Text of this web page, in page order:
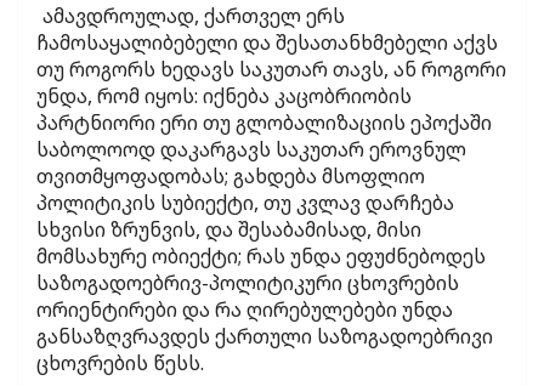
ამავდროულად, ქართველ ერს
ჩამოსაყალიბებელი და შესათანხმებელი აქვს
თუ როგორს ხედავს საკუთარ თავს, ან როგორი
უნდა, რომ იყოს: იქნება კაცობრიობის
პარტნიორი ერი თუ გლობალიზაციის ეპოქაში
საბოლოოდ დაკარგავს საკუთარ ეროვნულ
თვითმყოფადობას; გახდება მსოფლიო
პოლიტიკის სუბიექტი, თუ კვლავ დარჩება
სხვისი ზრუნვის, და შესაბამისად, მისი
მომსახურე ობიექტი; რას უნდა ეფუძნებოდეს
საზოგადოებრივ-პოლიტიკური ცხოვრების
ორიენტირები და რა ღირებულებები უნდა
განსაზღვრავდეს ქართული საზოგადოებრივი
ცხოვრების წესს.